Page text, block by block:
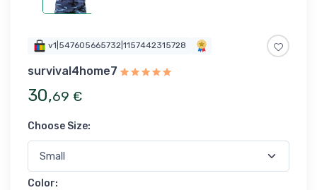
v1|547605665732|1157442315728
survival4home7
30,69 €
Choose Size:
Color: